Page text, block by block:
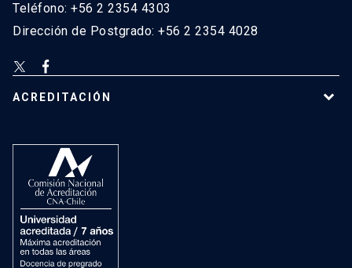
Teléfono: +56 2 2354 4303
Dirección de Postgrado: +56 2 2354 4028
ACREDITACIÓN